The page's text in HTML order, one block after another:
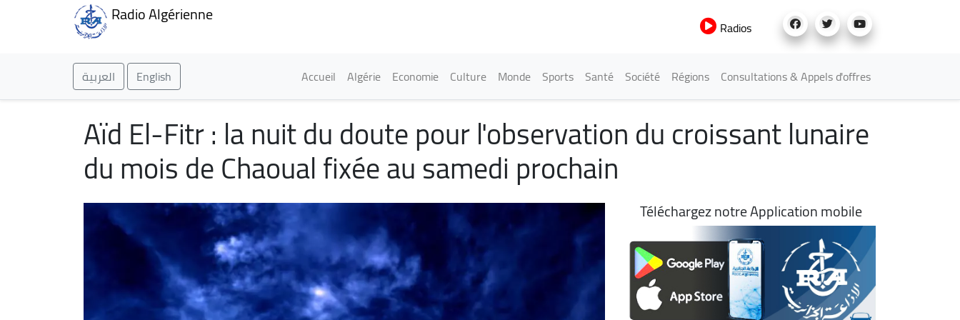
Radio Algérienne
Radios
العربية English Main navigation
Accueil Algérie Economie Culture Monde Sports Santé Société Régions Consultations & Appels d'offres
Aïd El-Fitr : la nuit du doute pour l'observation du croissant lunaire
du mois de Chaoual fixée au samedi prochain
Téléchargez notre Application mobile